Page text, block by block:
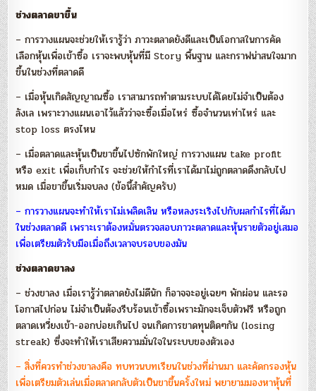
ช่วงตลาดขาขึ้น
– การวางแผนจะช่วยให้เรารู้ว่า ภาวะตลาดยังดีและเป็นโอกาสในการคัด
เลือกหุ้นเพื่อเข้าซื้อ เราจะพบหุ้นที่มี Story พื้นฐาน และกราฟน่าสนใจมาก
ขึ้นในช่วงที่ตลาดดี
– เมื่อหุ้นเกิดสัญญาณซื้อ เราสามารถทำตามระบบได้โดยไม่จำเป็นต้อง
ลังเล เพราะวางแผนเอาไว้แล้วว่าจะซื้อเมื่อไหร่ ซื้อจำนวนเท่าไหร่ และ
stop loss ตรงไหน
– เมื่อตลาดและหุ้นเป็นขาขึ้นไปซักพักใหญ่ การวางแผน take profit
หรือ exit เพื่อเก็บกำไร จะช่วยให้กำไรที่เราได้มาไม่ถูกตลาดดึงกลับไป
หมด เมื่อขาขึ้นเริ่มจบลง (ข้อนี้สำคัญครับ)
– การวางแผนจะทำให้เราไม่เพลิดเลิน หรือหลงระเริงไปกับผลกำไรที่ได้มา
ในช่วงตลาดดี เพราะเราต้องหมั่นตรวจสอบภาวะตลาดและหุ้นรายตัวอยู่เสมอ
เพื่อเตรียมตัวรับมือเมื่อถึงเวลาจบรอบของมัน
ช่วงตลาดขาลง
– ช่วงขาลง เมื่อเรารู้ว่าตลาดยังไม่ดีนัก ก็อาจจะอยู่เฉยๆ พักผ่อน และรอ
โอกาสไปก่อน ไม่จำเป็นต้องรีบร้อนเข้าซื้อเพราะมักจะเจ็บตัวฟรี หรือถูก
ตลาดเหวี่ยงเข้า-ออกบ่อยเกินไป จนเกิดการขาดทุนติดๆกัน (losing
streak) ซึ่งจะทำให้เราเสียความมั่นใจในระบบของตัวเอง
– สิ่งที่ควรทำช่วงขาลงคือ ทบทวนบทเรียนในช่วงที่ผ่านมา และคัดกรองหุ้น
เพื่อเตรียมตัวเล่นเมื่อตลาดกลับตัวเป็นขาขึ้นครั้งใหม่ พยายามมองหาหุ้นที่